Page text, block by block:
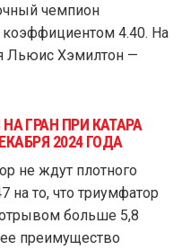
чемпион
4.40. На
Льюис Хэмилтон —
ГРАН ПРИ КАТАРА
2024 ГОДА
не ждут плотного
на то, что триумфатор
больше 5,8
преимущество